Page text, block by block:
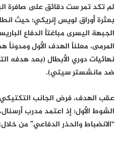
لم تكد تمر ست دقائق على صافرة
بعثرة أوراق لويس إنريكي؛ حيث
الجبهة اليسرى مباغتاً الدفاع
المرمى، معلناً الهدف الأول
ضد مانشستر سيتي).
عقب الهدف، فرض الجانب
الشوط الأول؛ إذ اعتمد مدرب
“الانضباط والحذر الدفاعي” من